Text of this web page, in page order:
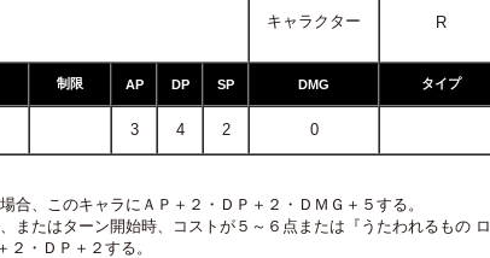
キャラクター R
制限 AP DP SP DMG タイプ
3 4 2 0
合、このキャラにＡＰ＋２・ＤＰ＋２・ＤＭＧ＋５する。
またはターン開始時、コストが５～６点または『うたわれるもの ロ
・ＤＰ＋２する。